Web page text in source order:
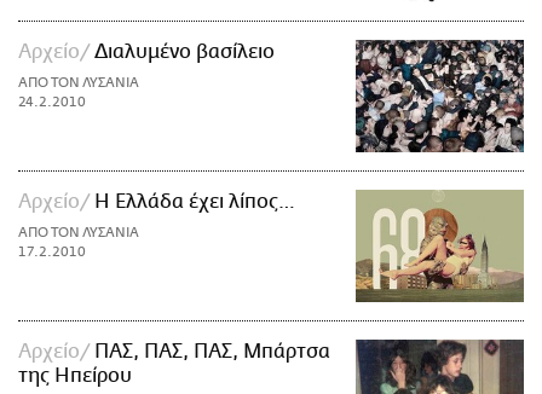
Αρχείο Διαλυμένο βασίλειο
ΑΠΟ ΤΟΝ ΛΥΣΑΝΙΑ
24.2.2010
Αρχείο Η Ελλάδα έχει λίπος…
ΑΠΟ ΤΟΝ ΛΥΣΑΝΙΑ
17.2.2010
Αρχείο
ΠΑΣ, ΠΑΣ, ΠΑΣ, Μπάρτσα
της Ηπείρου